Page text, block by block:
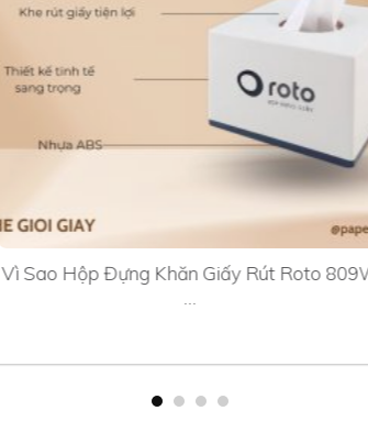
Vì Sao Hộp Đựng Khăn Giấy Rút Roto